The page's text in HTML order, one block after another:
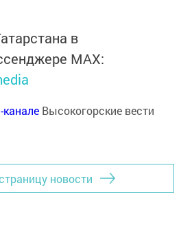
в
MАХ:
канале Высокогорские вести
новости